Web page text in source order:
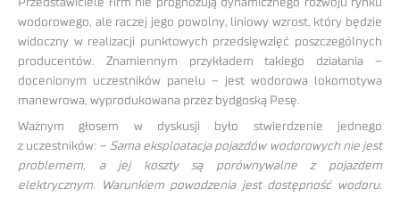
wodorowego, ale raczej jego powolny, liniowy wzrost, który będzie
widoczny w realizacji punktowych przedsięwzięć poszczególnych
producentów. Znamiennym przykładem takiego działania –
docenionym uczestników panelu – jest wodorowa lokomotywa
manewrowa, wyprodukowana przez bydgoską Pesę.
Ważnym głosem w dyskusji było stwierdzenie jednego
z uczestników: – Sama eksploatacja pojazdów wodorowych nie jest
problemem, a jej koszty są porównywalne z pojazdem
elektrycznym. Warunkiem powodzenia jest dostępność wodoru.